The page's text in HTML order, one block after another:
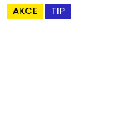
AKCE
TIP